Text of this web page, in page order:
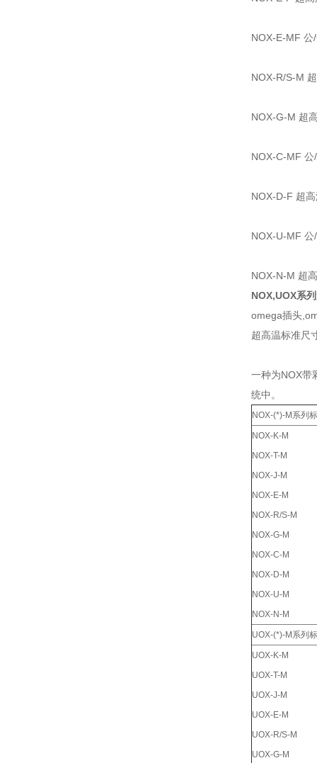
NOX-E-MF 公
NOX-R/S-M
NOX-G-M 超
NOX-C-MF
NOX-D-F 超
NOX-U-MF
NOX-N-M 超
NOX,UOX系
omega插头
超高温标准尺
一种为NOX带
统中。
NOX-(*)-M系列
NOX-K-M
NOX-T-M
NOX-J-M
NOX-E-M
NOX-R/S-M
NOX-G-M
NOX-C-M
NOX-D-M
NOX-U-M
NOX-N-M
UOX-(*)-M系列
UOX-K-M
UOX-T-M
UOX-J-M
UOX-E-M
UOX-R/S-M
UOX-G-M